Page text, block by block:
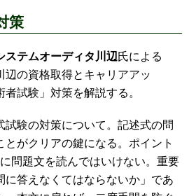
策
ステムオーディタ川辺氏による
辺の資格取得とキャリアアッ
試験」対策を解説する。
験の対策について。記述式の問
とがクリアの鍵になる。ポイント
問題文を読んではいけない。重要
に答えなくてはならないか」であ